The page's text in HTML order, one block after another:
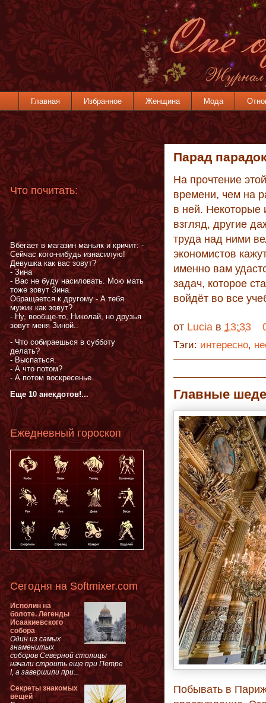
Главная Избранное Женщина Мода
Парад
На прочтение
времени, чем на
в ней. Некоторые
взгляд, другие
труда над ними
экономистов
именно вам
задач, которое
войдёт во все
от Lucia в 13:33
Тэги: интересно,
Главные
Побывать в
Что почитать:
Вбегает в магазин маньяк и кричит: -
Сейчас кого-нибудь изнасилую!
Девушка как вас зовут?
- Зина
- Вас не буду насиловать. Мою мать
тоже зовут Зина.
Обращается к другому - А тебя
мужик как зовут?
- Ну, вообще-то, Николай, но друзья
зовут меня Зиной..
- Что собираешься в субботу
делать?
- Выспаться.
- А что потом?
- А потом воскресенье.
Еще 10 анекдотов!...
Ежедневный гороскоп
Сегодня на Softmixer.com
Исполин на
болоте. Легенды
Исаакиевского
собора
Один из самых
знаменитых
соборов Северной столицы
начали строить еще при Петре
I, а завершили при...
Секреты знакомых
вещей